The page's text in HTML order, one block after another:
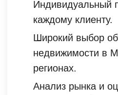
Индивидуальный
каждому клиенту.
Широкий выбор
недвижимости в
регионах.
Анализ рынка и